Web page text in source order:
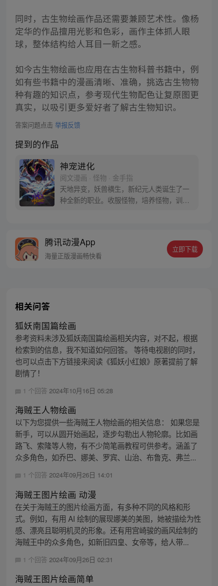
同时，古生物绘画作品还需要兼顾艺术性。像杨
定华的作品擅用光影和色彩，画作主体抓人眼
球，整体结构给人耳目一新之感。
如今古生物绘画也应用在古生物科普书籍中，例
如有些书籍中的漫画清晰、准确，挑选古生物物
种有趣的知识点，参考现代生物配色让复原图更
真实，以吸引更多爱好者了解古生物知识。
答案问题点击 举报反馈
提到的作品
神宠进化
阅文漫画 · 怪物 · 金手指
天地异变，妖兽横生，新纪元人类诞生了一
种全新的职业。收服怪物，培养怪物，训练
只翱翔九天的真龙。 每周三、六更新
腾讯动漫App
海量正版漫画畅快看
立即下载
相关问答
狐妖南国篇绘画
参考资料未涉及狐妖南国篇绘画相关内容，对不起，根据
检索到的信息，我不知道如何回答。 等待电视剧的同时，
也可以点击下方链接来阅读《狐妖小红娘》原著提前了解
剧情了！
1 个回答 2024年10月16日 05:28
海贼王人物绘画
以下为您提供一些海贼王人物绘画的相关信息： 如果您是
新手，可以从圆开始画起，逐步勾勒出人物轮廓。比如画
路飞、索隆等人物，有不少简笔画教程可供参考。涵盖了
众多角色，如乔巴、娜美、罗宾、山治、布鲁克、弗兰...
1 个回答 2024年09月26日 14:01
海贼王图片绘画 动漫
在关于海贼王的图片绘画方面，有多种不同的风格和形
式。例如，有用 AI 绘制的展现娜美的美图，她被描绘为性
感、漂亮且聪明机灵的形象。还有用宫崎骏的画风绘制的
海贼王中的众多角色，如新旧四皇、女帝等，给人带...
1 个回答 2024年09月26日 02:31
海贼王图片绘画简单